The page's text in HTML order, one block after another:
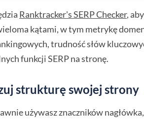
Ranktracker's SERP Checker, aby
kątami, w tym metrykę
trudność słów
funkcji SERP na stronę.
strukturę swojej strony
używasz znaczników nagłówka,